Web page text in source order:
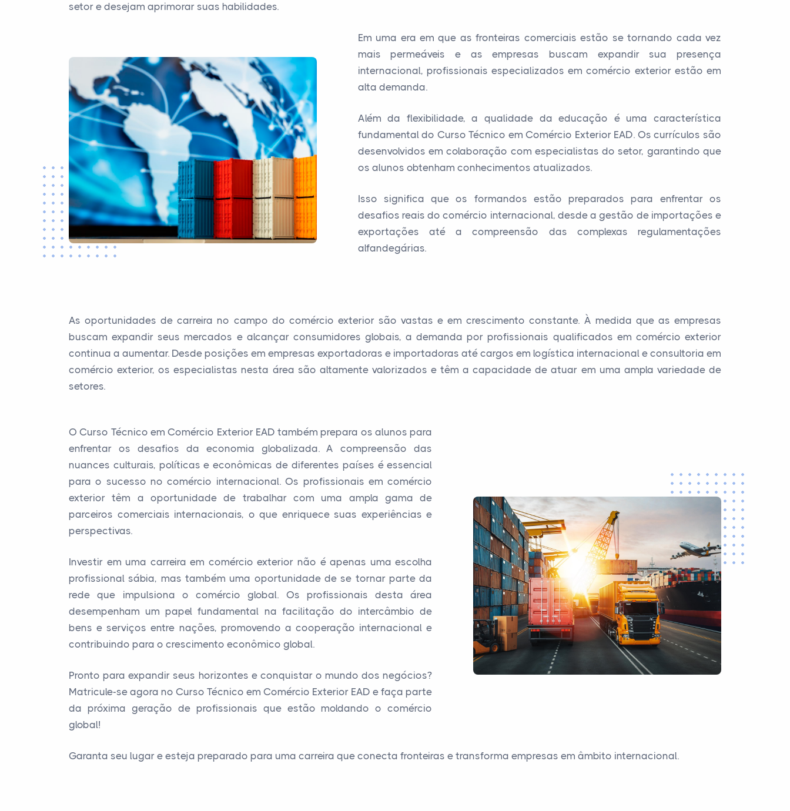
setor e desejam aprimorar suas habilidades.
Em uma era em que as fronteiras comerciais estão se tornando cada vez
mais permeáveis e as empresas buscam expandir sua presença
internacional, profissionais especializados em comércio exterior estão em
alta demanda.
Além da flexibilidade, a qualidade da educação é uma característica
fundamental do Curso Técnico em Comércio Exterior EAD. Os currículos são
desenvolvidos em colaboração com especialistas do setor, garantindo que
os alunos obtenham conhecimentos atualizados.
Isso significa que os formandos estão preparados para enfrentar os
desafios reais do comércio internacional, desde a gestão de importações e
exportações até a compreensão das complexas regulamentações
alfandegárias.
As oportunidades de carreira no campo do comércio exterior são vastas e em crescimento constante. À medida que as empresas
buscam expandir seus mercados e alcançar consumidores globais, a demanda por profissionais qualificados em comércio exterior
continua a aumentar. Desde posições em empresas exportadoras e importadoras até cargos em logística internacional e consultoria em
comércio exterior, os especialistas nesta área são altamente valorizados e têm a capacidade de atuar em uma ampla variedade de
setores.
O Curso Técnico em Comércio Exterior EAD também prepara os alunos para
enfrentar os desafios da economia globalizada. A compreensão das
nuances culturais, políticas e econômicas de diferentes países é essencial
para o sucesso no comércio internacional. Os profissionais em comércio
exterior têm a oportunidade de trabalhar com uma ampla gama de
parceiros comerciais internacionais, o que enriquece suas experiências e
perspectivas.
Investir em uma carreira em comércio exterior não é apenas uma escolha
profissional sábia, mas também uma oportunidade de se tornar parte da
rede que impulsiona o comércio global. Os profissionais desta área
desempenham um papel fundamental na facilitação do intercâmbio de
bens e serviços entre nações, promovendo a cooperação internacional e
contribuindo para o crescimento econômico global.
Pronto para expandir seus horizontes e conquistar o mundo dos negócios?
Matricule-se agora no Curso Técnico em Comércio Exterior EAD e faça parte
da próxima geração de profissionais que estão moldando o comércio
global!
Garanta seu lugar e esteja preparado para uma carreira que conecta fronteiras e transforma empresas em âmbito internacional.